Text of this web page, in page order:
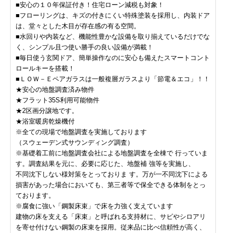
■安心の１０年保証付き！住宅ローン減税も対象！
■フローリングは、キズの付きにくい特殊塗装を採用し、内装ドア
は、堂々とした木目が存在感の有る空間。
■水回りや内装など、機能性豊かな設備を取り揃えているだけでな
く、シンプル且つ使い勝手の良い設備が満載！
■毎日使う玄関ドア、簡単操作なのに安心も備えたスマートコント
ロールキーを搭載！
■ＬＯＷ－Ｅペアガラスは一般複層ガラスより「節電＆エコ」！！
★安心の地盤調査済み物件
★フラット35S利用可能物件
★2区画分譲地です。
★浴室暖房乾燥機付
※全ての現場で地盤調査を実施しております
（スウェーデン式サウンディング調査）
※基礎着工前に地盤調査会社による地盤調査を全棟で 行っていま
す。調査結果を元に、必要に応じた、地盤補 強等を実施し、
不同沈下しない様対策をとっておりま す。万が一不同沈下による
損害があった場合においても、第三者等で保全できる体制をとっ
ております。
※腐食に強い「鋼製床束」で床を力強く支えています
建物の床を支える「床束」と呼ばれる支持材に、サビやシロアリ
を寄せ付けない鋼製の床束を採用。従来品に比べ信頼性が高く、